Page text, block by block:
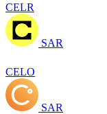
CELR
SAR
CELO
SAR